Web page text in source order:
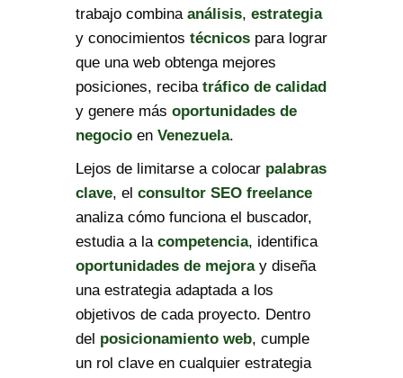
trabajo combina análisis, estrategia
y conocimientos técnicos para lograr
que una web obtenga mejores
posiciones, reciba tráfico de calidad
y genere más oportunidades de
negocio en Venezuela.
Lejos de limitarse a colocar palabras
clave, el consultor SEO freelance
analiza cómo funciona el buscador,
estudia a la competencia, identifica
oportunidades de mejoray diseña
una estrategia adaptada a los
objetivos de cada proyecto. Dentro
del posicionamiento web, cumple
un rol clave en cualquier estrategia